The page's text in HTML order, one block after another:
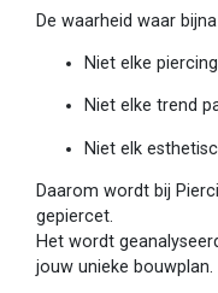
De waarheid waar
Niet elke
Niet elke trend
Niet elk
Daarom wordt bij
gepiercet.
Het wordt
jouw unieke bouwplan.